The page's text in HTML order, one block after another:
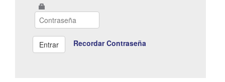
Recordar Contraseña